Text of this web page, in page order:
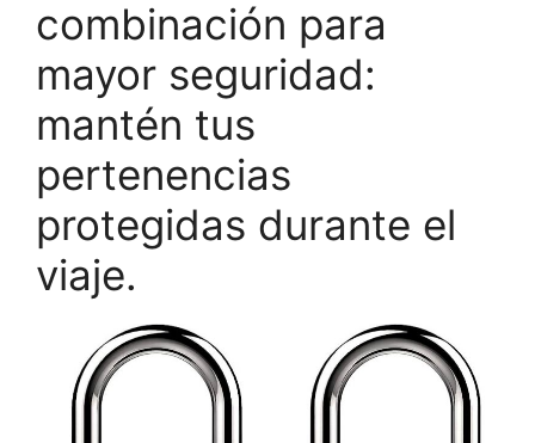
combinación para
mayor seguridad:
mantén tus
pertenencias
protegidas durante el
viaje.